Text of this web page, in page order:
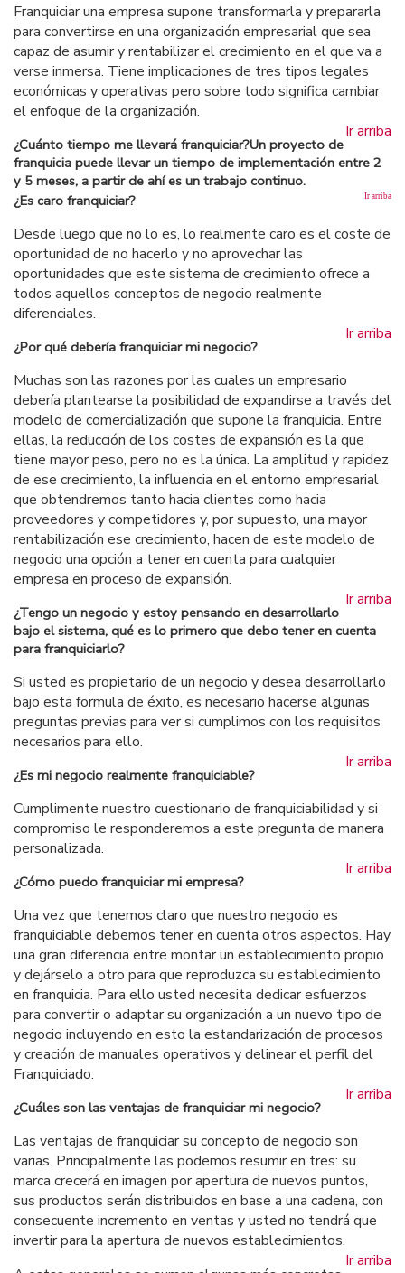
Franquiciar una empresa supone transformarla y prepararla
para convertirse en una organización empresarial que sea
capaz de asumir y rentabilizar el crecimiento en el que va a
verse inmersa. Tiene implicaciones de tres tipos legales
económicas y operativas pero sobre todo significa cambiar
el enfoque de la organización.
Ir arriba
¿Cuánto tiempo me llevará franquiciar?Un proyecto de
franquicia puede llevar un tiempo de implementación entre 2
y 5 meses, a partir de ahí es un trabajo continuo.
Ir arriba
¿Es caro franquiciar?
Desde luego que no lo es, lo realmente caro es el coste de
oportunidad de no hacerlo y no aprovechar las
oportunidades que este sistema de crecimiento ofrece a
todos aquellos conceptos de negocio realmente
diferenciales.
Ir arriba
¿Por qué debería franquiciar mi negocio?
Muchas son las razones por las cuales un empresario
debería plantearse la posibilidad de expandirse a través del
modelo de comercialización que supone la franquicia. Entre
ellas, la reducción de los costes de expansión es la que
tiene mayor peso, pero no es la única. La amplitud y rapidez
de ese crecimiento, la influencia en el entorno empresarial
que obtendremos tanto hacia clientes como hacia
proveedores y competidores y, por supuesto, una mayor
rentabilización ese crecimiento, hacen de este modelo de
negocio una opción a tener en cuenta para cualquier
empresa en proceso de expansión.
Ir arriba
¿Tengo un negocio y estoy pensando en desarrollarlo
bajo el sistema, qué es lo primero que debo tener en cuenta
para franquiciarlo?
Si usted es propietario de un negocio y desea desarrollarlo
bajo esta formula de éxito, es necesario hacerse algunas
preguntas previas para ver si cumplimos con los requisitos
necesarios para ello.
Ir arriba
¿Es mi negocio realmente franquiciable?
Cumplimente nuestro cuestionario de franquiciabilidad y si
compromiso le responderemos a este pregunta de manera
personalizada.
Ir arriba
¿Cómo puedo franquiciar mi empresa?
Una vez que tenemos claro que nuestro negocio es
franquiciable debemos tener en cuenta otros aspectos. Hay
una gran diferencia entre montar un establecimiento propio
y dejárselo a otro para que reproduzca su establecimiento
en franquicia. Para ello usted necesita dedicar esfuerzos
para convertir o adaptar su organización a un nuevo tipo de
negocio incluyendo en esto la estandarización de procesos
y creación de manuales operativos y delinear el perfil del
Franquiciado.
Ir arriba
¿Cuáles son las ventajas de franquiciar mi negocio?
Las ventajas de franquiciar su concepto de negocio son
varias. Principalmente las podemos resumir en tres: su
marca crecerá en imagen por apertura de nuevos puntos,
sus productos serán distribuidos en base a una cadena, con
consecuente incremento en ventas y usted no tendrá que
invertir para la apertura de nuevos establecimientos.
Ir arriba